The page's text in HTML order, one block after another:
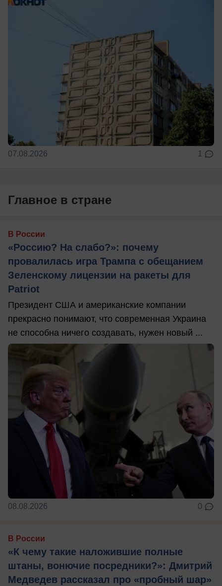
07.08.2026 1
Главное в стране
В России
«Россию? На слабо?»: почему
провалилась игра Трампа с обещанием
Зеленскому лицензии на ракеты для
Patriot
Президент США и американские компании
прекрасно понимают, что современная Украина
не способна ничего создавать, нужен новый ...
08.08.2026 0
В России
«К чему такие наложившие полные
штаны, вонючие посредники?»: Дмитрий
Медведев рассказал про «пробный шар»